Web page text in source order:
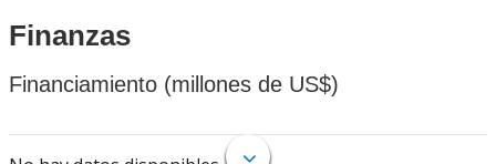
Finanzas
Financiamiento (millones de US$)